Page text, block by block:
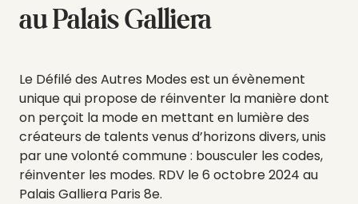
au Palais Galliera
Le Défilé des Autres Modes est un évènement
unique qui propose de réinventer la manière dont
on perçoit la mode en mettant en lumière des
créateurs de talents venus d’horizons divers, unis
par une volonté commune : bousculer les codes,
réinventer les modes. RDV le 6 octobre 2024 au
Palais Galliera Paris 8e.